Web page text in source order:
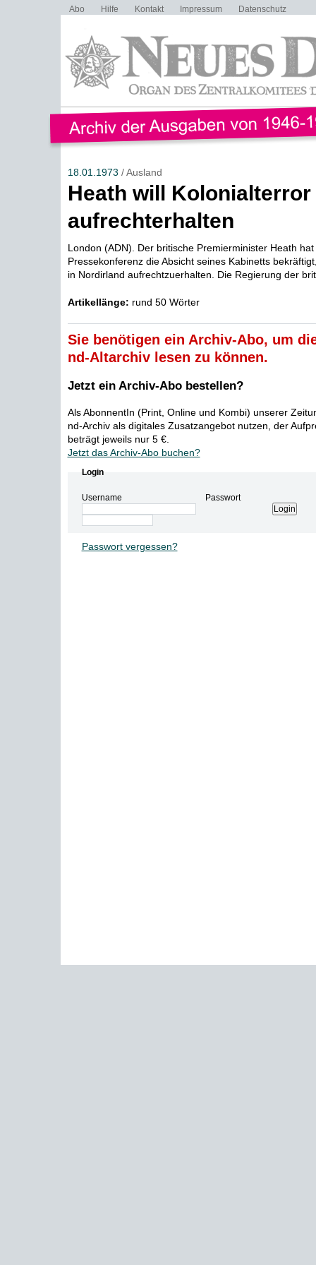
Abo Hilfe Kontakt Impressum Datenschutz
18.01.1973 / Ausland
Heath will
aufrechterhalten
London (ADN). Der britische Premierminister Heath
Pressekonferenz die Absicht seines Kabinetts
in Nordirland aufrechtzuerhalten. Die Regierung der
Artikellänge: rund 50 Wörter
Sie benötigen ein Archiv-Abo, um
nd-Altarchiv lesen zu können.
Jetzt ein Archiv-Abo bestellen?
Als AbonnentIn (Print, Online und Kombi) unserer
nd-Archiv als digitales Zusatzangebot nutzen, der
beträgt jeweils nur 5 €.
Jetzt das Archiv-Abo buchen?
Login
Username Passwort
Passwort vergessen?